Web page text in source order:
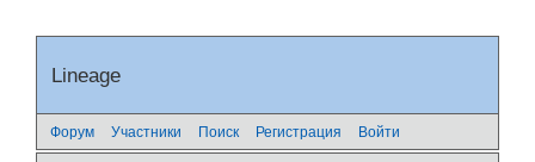
Lineage
Форум Участники Поиск Регистрация Войти